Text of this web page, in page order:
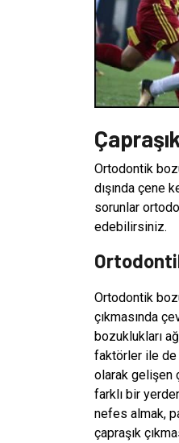
Ortodontik
dışında çene
sorunlar
edebilirsiniz.
Ortodontik
çıkmasında
bozuklukları
faktörler ile de
olarak gelişen
farklı bir
nefes almak,
çapraşık